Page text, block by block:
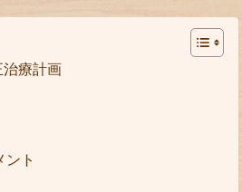
療計画
ト